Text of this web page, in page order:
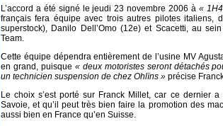
L’accord a été signé le jeudi 23 novembre 2006 à «
français fera équipe avec trois autres pilotes italiens,
superstock), Danilo Dell’Omo (12e) et Scacetti, au
Team.
Cette équipe dépendra entièrement de l’usine MV
en grand, puisque « deux motoristes seront détachés
un technicien suspension de chez Ohlïns » précise
Le choix s’est porté sur Franck Millet, car ce dernier
Savoie, et qu’il peut très bien faire la promotion des
aussi bien en France qu’en Suisse.